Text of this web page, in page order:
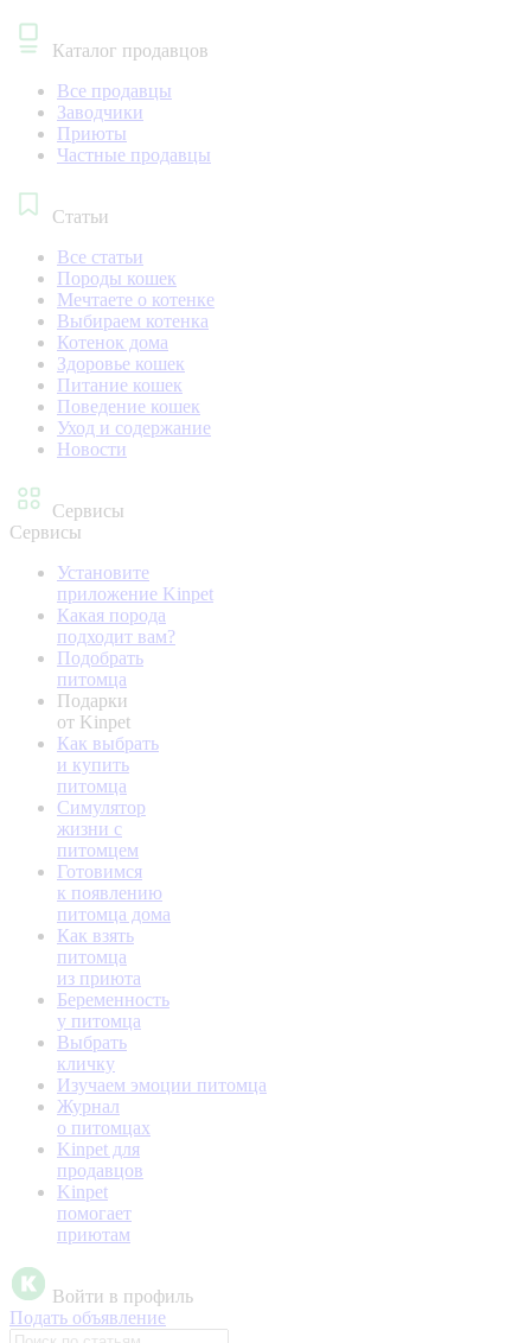
Каталог продавцов
Все продавцы
Заводчики
Приюты
Частные продавцы
Статьи
Все статьи
Породы кошек
Мечтаете о котенке
Выбираем котенка
Котенок дома
Здоровье кошек
Питание кошек
Поведение кошек
Уход и содержание
Новости
Сервисы
Сервисы
Установите
приложение Kinpet
Какая порода
подходит вам?
Подобрать
питомца
Подарки
от Kinpet
Как выбрать
и купить
питомца
Симулятор
жизни с
питомцем
Готовимся
к появлению
питомца дома
Как взять
питомца
из приюта
Беременность
у питомца
Выбрать
кличку
Изучаем эмоции питомца
Журнал
о питомцах
Kinpet для
продавцов
Kinpet
помогает
приютам
Войти в профиль
Подать объявление